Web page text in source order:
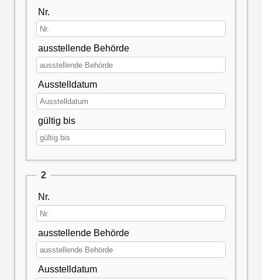
Nr.
ausstellende Behörde
Ausstelldatum
gültig bis
2
Nr.
ausstellende Behörde
Ausstelldatum